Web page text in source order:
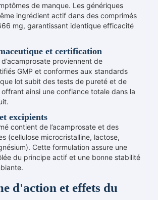
de manque. Les génériques
ingrédient actif dans des comprimés
mg, garantissant identique efficacité
et certification
proviennent de
GMP et conformes aux standards
lot subit des tests de pureté et de
ainsi une confiance totale dans la
excipients
contient de l’acamprosate et des
(cellulose microcristalline, lactose,
Cette formulation assure une
du principe actif et une bonne stabilité
d'action et effets du